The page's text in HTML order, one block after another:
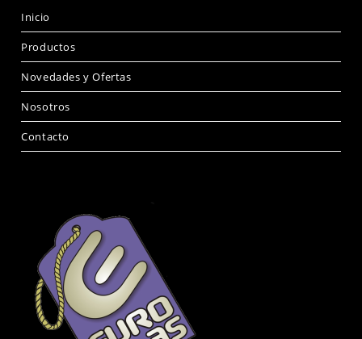
Inicio
Productos
Novedades y Ofertas
Nosotros
Contacto